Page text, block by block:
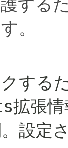
。
する
張情
設定